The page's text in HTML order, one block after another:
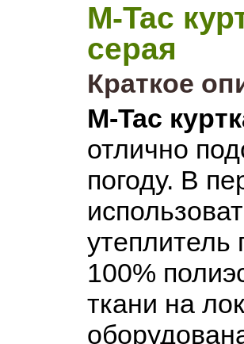
M-Tac
серая
Краткое
M-Tac
отлично
погоду. В
утеплитель
100%
ткани на